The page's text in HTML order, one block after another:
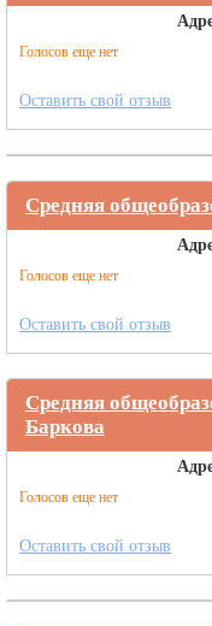
Голосов еще нет
Оставить свой отзыв
Средняя
Голосов еще нет
Оставить свой отзыв
Средняя
Баркова
Голосов еще нет
Оставить свой отзыв